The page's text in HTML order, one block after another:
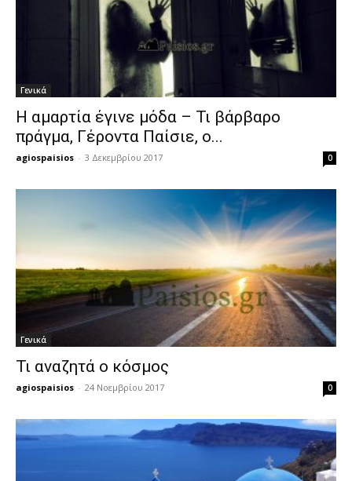
Γενικά
Η αμαρτία έγινε μόδα – Τι βάρβαρο
πράγμα, Γέροντα Παίσιε, ο...
agiospaisios - 3 Δεκεμβρίου 2017 0
Γενικά
Τι αναζητά ο κόσμος
agiospaisios - 24 Νοεμβρίου 2017 0